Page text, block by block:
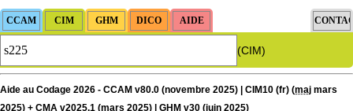
(CIM)
Aide au Codage 2026 - CCAM v80.0 (novembre 2025) | CIM10 (fr) (maj mars
2025) + CMA v2025.1 (mars 2025) | GHM v30 (juin 2025)